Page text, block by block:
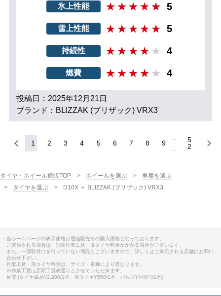
氷上性能 5
雪上性能 5
持続性 4
燃費 4
投稿日：2025年12月21日
ブランド：BLIZZAK (ブリザック) VRX3
1 2 3 4 5 6 7 8 9
5
2
タイヤ・ホイール通販TOP ホイールを選ぶ
車種を選ぶ
タイヤを選ぶ
D10X ＋ BLIZZAK (ブリザック) VRX3
・当ホームページの表示価格は通信販売での購入価格となっております。
ご来店される場合は、別途作業工賃・廃タイヤ料金がかかる場合がございます。
また、一部取付けを行っていない商品もございますので、詳しくはご来店される店舗にお問い
合わせ下さい。
・作業工賃・廃タイヤ料金は、サイズ・車種により異なります。
※作業工賃は店頭工賃表通りとさせていただきます。
目安:(タイヤ単品¥2,200/1本、廃タイヤ¥550/1本、バルブ¥440円/1本)